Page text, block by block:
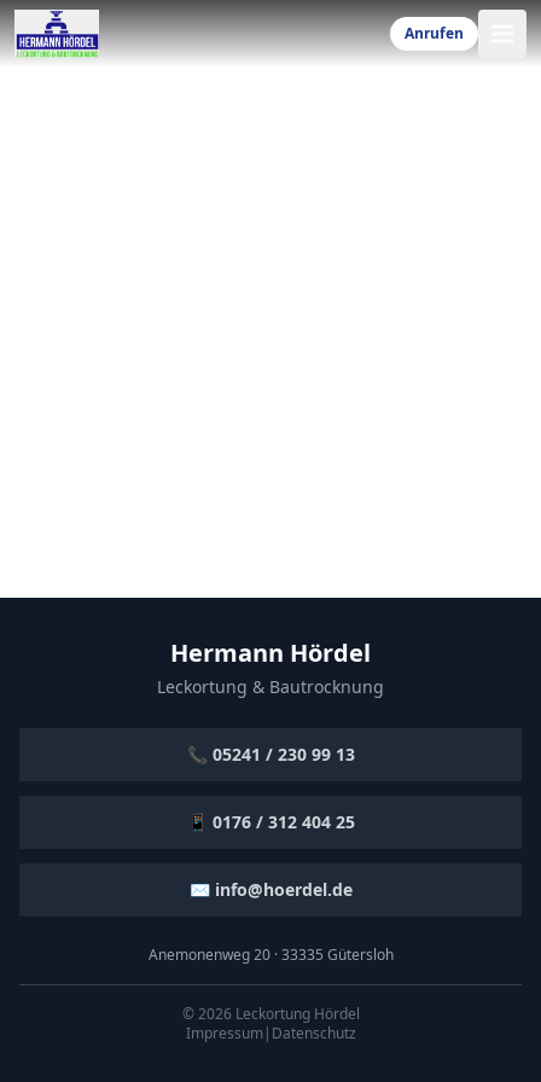
Anrufen
Hermann Hördel
Leckortung & Bautrocknung
📞 05241 / 230 99 13
📱 0176 / 312 404 25
✉️ info@hoerdel.de
Anemonenweg 20 · 33335 Gütersloh
©2026 Leckortung Hördel
Impressum | Datenschutz